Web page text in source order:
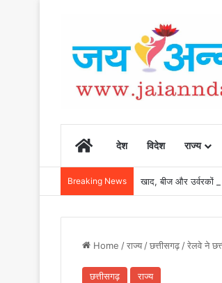
Homeदेश विदेश राज्य
Breaking News खाद, बीज और उर्वरकों
Home /राज्य/छत्तीसगढ़/रेलवे ने
छत्तीसगढ़ राज्य